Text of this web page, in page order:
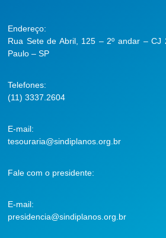
Endereço:
Rua Sete de Abril, 125 – 2º andar – CJ
Paulo – SP
Telefones:
(11) 3337.2604
E-mail:
tesouraria@sindiplanos.org.br
Fale com o presidente:
E-mail:
presidencia@sindiplanos.org.br